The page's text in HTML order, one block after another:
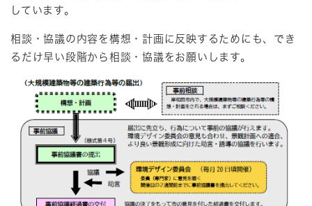
しています。
相談・協議の内容を構想・計画に反映するためにも、でき
るだけ早い段階から相談・協議をお願いします。